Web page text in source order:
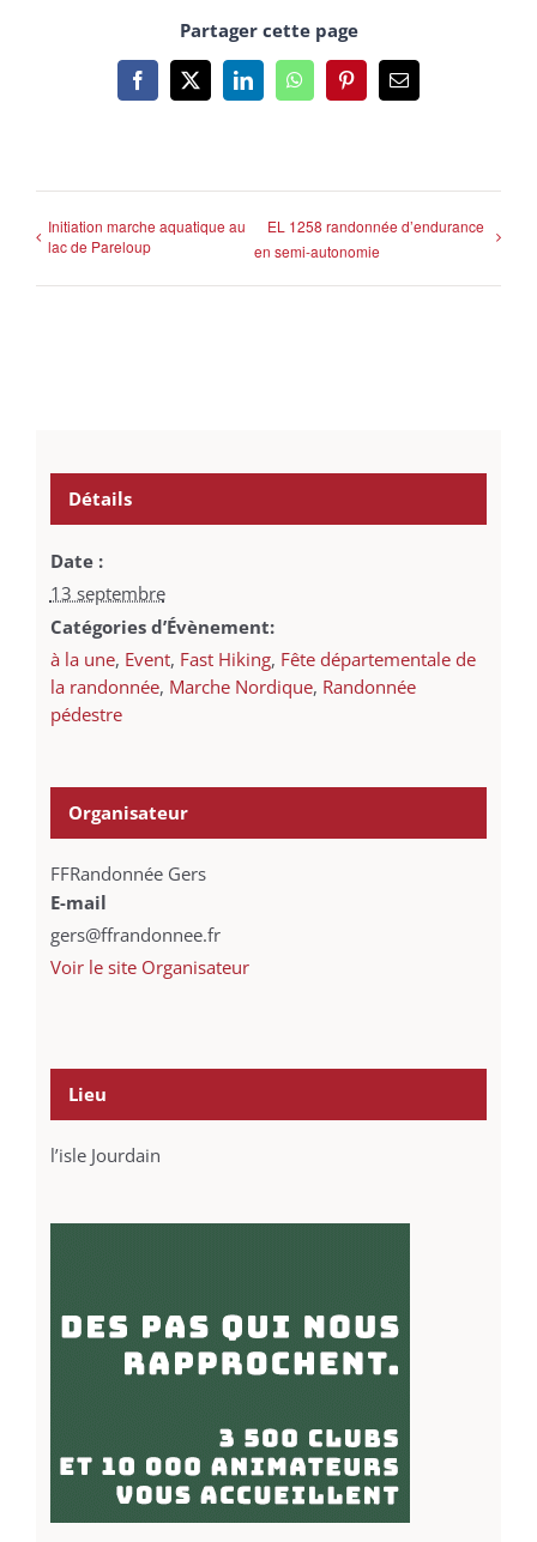
Partager cette page
Facebook
X LinkedInWhatsAppPinterestEmail
Initiation marche aquatique au
lac de Pareloup
EL 1258 randonnée d’endurance
en semi-autonomie
Détails
Date :
13 septembre
Catégories d’Évènement:
à la une, Event, Fast Hiking, Fête départementale de
la randonnée, Marche Nordique, Randonnée
pédestre
Organisateur
FFRandonnée Gers
E-mail
gers@ffrandonnee.fr
Voir le site Organisateur
Lieu
l’isle Jourdain